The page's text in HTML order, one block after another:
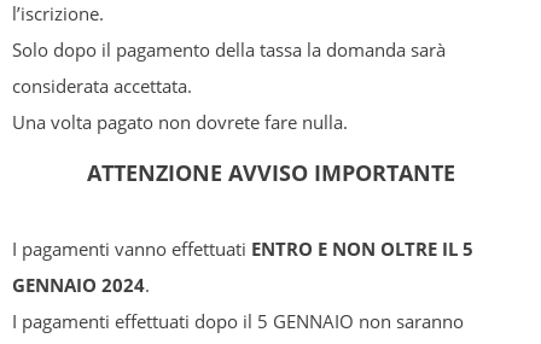
l’iscrizione.
Solo dopo il pagamento della tassa la domanda sarà
considerata accettata.
Una volta pagato non dovrete fare nulla.
ATTENZIONE AVVISO IMPORTANTE
I pagamenti vanno effettuati ENTRO E NON OLTRE IL 5
GENNAIO 2024.
I pagamenti effettuati dopo il 5 GENNAIO non saranno